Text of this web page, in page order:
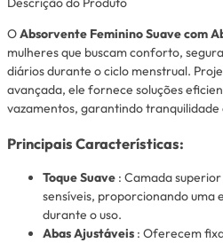
OAbsorvente Feminino Suave com
mulheres que buscam conforto,
diários durante o ciclo menstrual.
avançada, ele fornece soluções
vazamentos, garantindo
Principais Características:
Toque Suave : Camada
sensíveis, proporcionando
durante o uso.
Abas Ajustáveis : Oferecem